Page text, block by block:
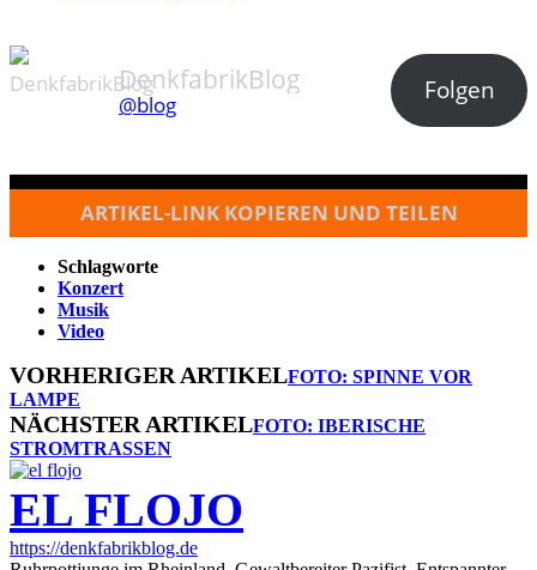
DenkfabrikBlog
@blog Folgen
ARTIKEL-LINK KOPIEREN UND TEILEN
Schlagworte
Konzert
Musik
Video
VORHERIGER ARTIKELFOTO: SPINNE VOR
LAMPE
NÄCHSTER ARTIKELFOTO: IBERISCHE
STROMTRASSEN
EL FLOJO
https://denkfabrikblog.de